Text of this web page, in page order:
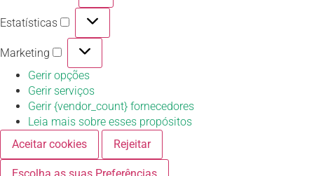
Estatísticas
Marketing
Gerir opções
Gerir serviços
Gerir {vendor_count} fornecedores
Leia mais sobre esses propósitos
Aceitar cookies
Rejeitar
Escolha as suas Preferências